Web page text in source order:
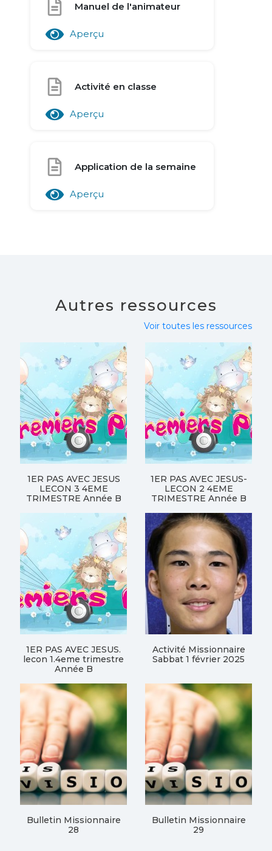
Manuel de l'animateur
Aperçu
Activité en classe
Aperçu
Application de la semaine
Aperçu
Autres ressources
Voir toutes les ressources
1ER PAS AVEC JESUS
LECON 3 4EME
TRIMESTRE Année B
1ER PAS AVEC JESUS-
LECON 2 4EME
TRIMESTRE Année B
1ER PAS AVEC JESUS.
lecon 1.4eme trimestre
Année B
Activité Missionnaire
Sabbat 1 février 2025
Bulletin Missionnaire
28
Bulletin Missionnaire
29